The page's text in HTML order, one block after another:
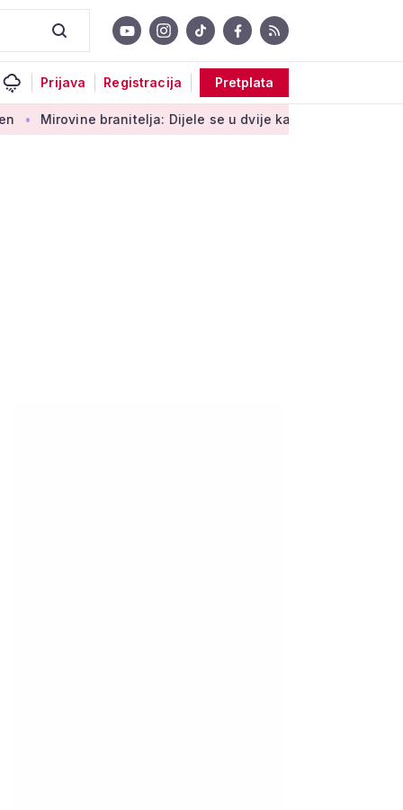
Prijava Registracija Pretplata
Dijele se u dvije kategorije, a prima ih oko 140.000